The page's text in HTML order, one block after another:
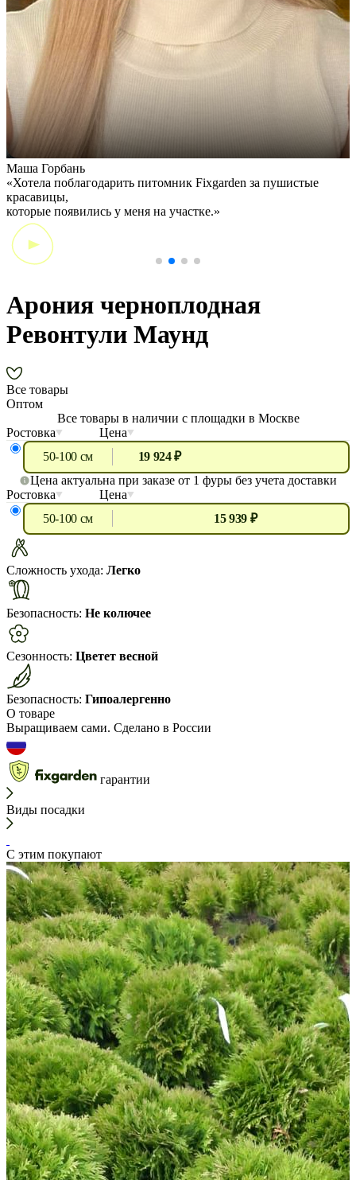
Маша Горбань
«Хотела поблагодарить питомник Fixgarden за пушистые
красавицы,
которые появились у меня на участке.»
Арония черноплодная
Ревонтули Маунд
Все товары
Оптом
Все товары в наличии с площадки в Москве
Ростовка
Цена
50-100 см
19 924 ₽
Цена актуальна при заказе от 1 фуры без учета доставки
Ростовка
Цена
50-100 см
15 939 ₽
Сложность ухода: Легко
Безопасность: Не колючее
Сезонность: Цветет весной
Безопасность: Гипоалергенно
О товаре
Выращиваем сами. Сделано в России
гарантии
Виды посадки
С этим покупают